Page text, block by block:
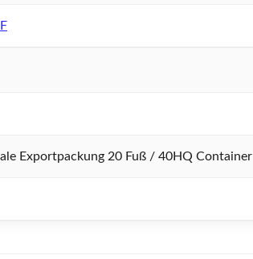
Exportpackung 20 Fuß / 40HQ Container